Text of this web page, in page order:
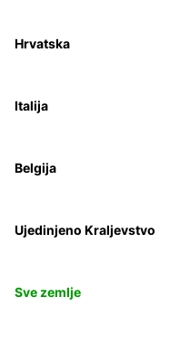
Hrvatska
Italija
Belgija
Ujedinjeno Kraljevstvo
Sve zemlje